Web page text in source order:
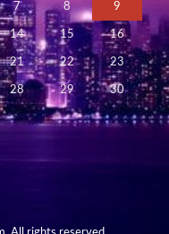
7 8 9
14 15 16
21 22 23
28 29 30